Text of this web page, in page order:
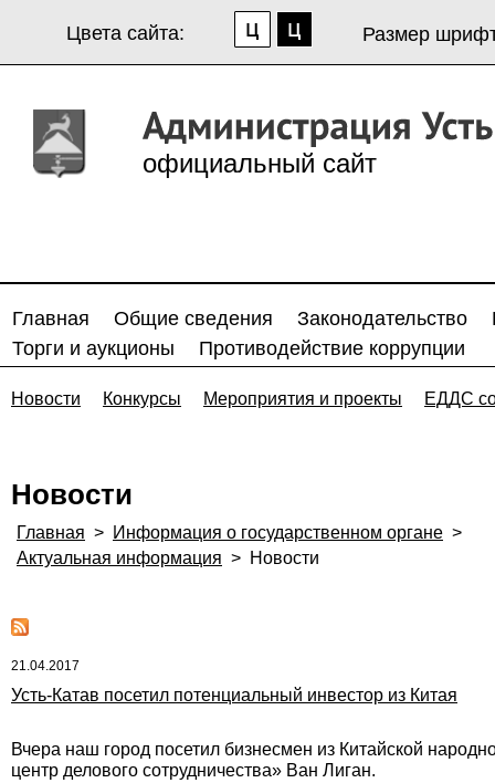
Цвета сайта: Размер
официальный сайт
Главная Общие сведения Законодательство
Торги и аукционы
Противодействие коррупции
Новости Конкурсы Мероприятия и проекты ЕДДС
Новости
Главная > Информация о государственном органе >
Актуальная информация > Новости
21.04.2017
Усть-Катав посетил потенциальный инвестор из Китая
Вчера наш город посетил бизнесмен из Китайской
центр делового сотрудничества» Ван Лиган.